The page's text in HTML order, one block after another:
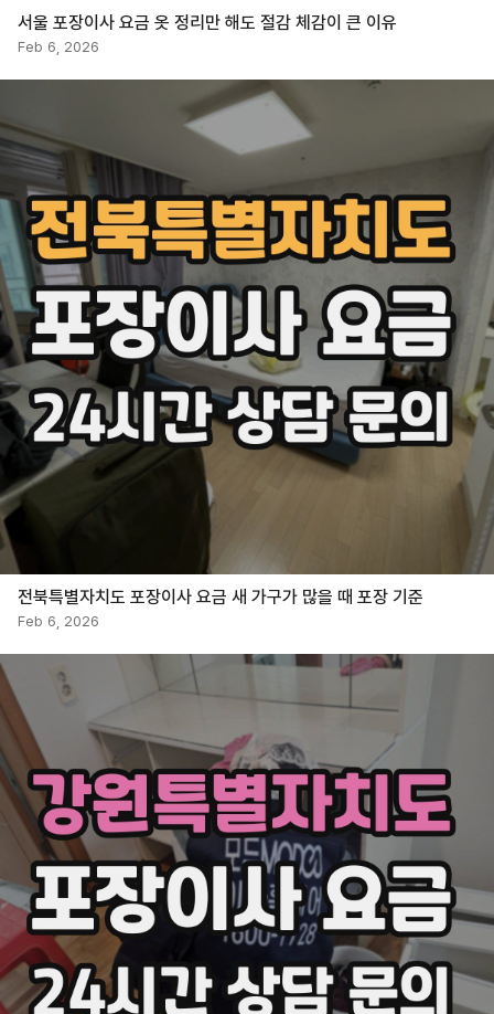
서울 포장이사 요금 옷 정리만 해도 절감 체감이 큰 이유
Feb 6, 2026
전북특별자치도 포장이사 요금 새 가구가 많을 때 포장 기준
Feb 6, 2026